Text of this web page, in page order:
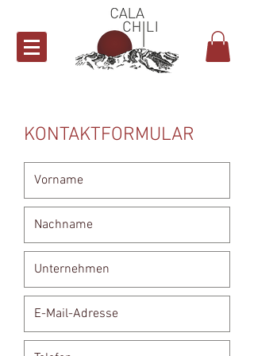
KONTAKTFORMULAR